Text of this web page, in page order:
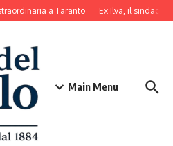
a Taranto Ex Ilva, il sindaco
Main Menu